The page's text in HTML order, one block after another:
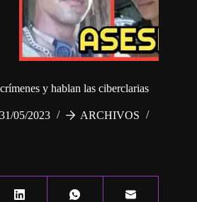
y hablan las ciberclarias
31/05/2023
ARCHIVOS